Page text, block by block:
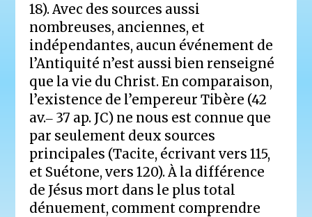
18). Avec des sources aussi
nombreuses, anciennes, et
indépendantes, aucun événement de
l’Antiquité n’est aussi bien renseigné
que la vie du Christ. En comparaison,
l’existence de l’empereur Tibère (42
av.‒ 37 ap. JC) ne nous est connue que
par seulement deux sources
principales (Tacite, écrivant vers 115,
et Suétone, vers 120). À la différence
de Jésus mort dans le plus total
dénuement, comment comprendre